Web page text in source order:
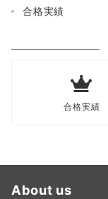
合格実績
合格実績
About us